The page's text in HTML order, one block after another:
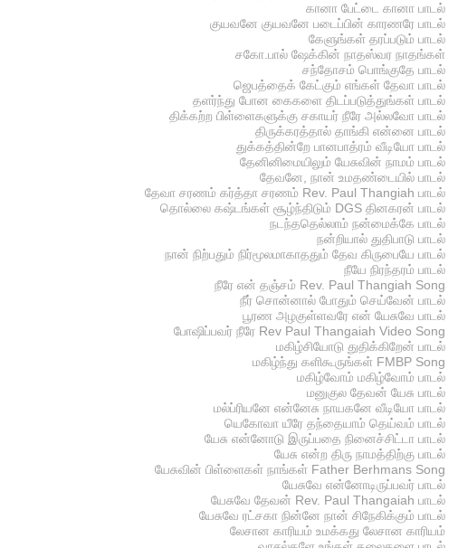
கானா பேட்டை கானா பாடல்
குயவனே குயவனே படைப்பின் காரணரே பாடல்
கேளுங்கள் தரப்படும் பாடல்
சகோ.பால் ஷேக்கின் நாதஸ்வர நாதங்கள்
சந்தோசம் பொங்குதே பாடல்
ஜெபத்தைக் கேட்கும் எங்கள் தேவா பாடல்
தளர்ந்து போன கைகளை திடப்படுத்துங்கள் பாடல்
திக்கற்ற பிள்ளைகளுக்கு சகாயர் நீரே அல்லவோ பாடல்
திருக்கரத்தால் தாங்கி என்னை பாடல்
துக்கத்தின்றே பானபாத்ரம் வீடியோ பாடல்
தேனினிமையிலும் யேசுவின் நாமம் பாடல்
தேவனே, நான் உமதண்டையில் பாடல்
தேவா சரணம் கர்த்தா சரணம் Rev. Paul Thangiah பாடல்
தொல்லை கஷ்டங்கள் சூழ்ந்திடும் DGS தினகரன் பாடல்
நடந்ததெல்லாம் நன்மைக்கே பாடல்
நன்றியால் துதிபாடு பாடல்
நான் நிற்பதும் நிர்மூலமாகாததும் தேவ கிருபையே பாடல்
நீயே நிரந்தரம் பாடல்
நீரே என் தஞ்சம் Rev. Paul Thangiah Song
நீர் சொன்னால் போதும் செய்வேன் பாடல்
பூரண அழகுள்ளவரே என் யேசுவே பாடல்
போஷிப்பவர் நீரே Rev Paul Thangaiah Video Song
மகிழ்சியோடு துதிக்கிறேன் பாடல்
மகிழ்ந்து களிகூருங்கள் FMBP Song
மகிழ்வோம் மகிழ்வோம் பாடல்
மனுகுல தேவன் யேசு பாடல்
மல்ப்ரியனே என்னேசு நாயகனே வீடியோ பாடல்
யெகோவா யீரே தந்தையாம் தெய்வம் பாடல்
யேசு என்னோடு இருப்பதை நினைச்சிட்டா பாடல்
யேசு என்ற திரு நாமத்திற்கு பாடல்
யேசுவின் பிள்ளைகள் நாங்கள் Father Berhmans Song
யேசுவே என்னோடிருப்பவர் பாடல்
யேசுவே தேவன் Rev. Paul Thangaiah பாடல்
யேசுவே ரட்சகா நின்னே நான் சிநேகிக்கும் பாடல்
லேசான காரியம் உமக்கது லேசான காரியம்